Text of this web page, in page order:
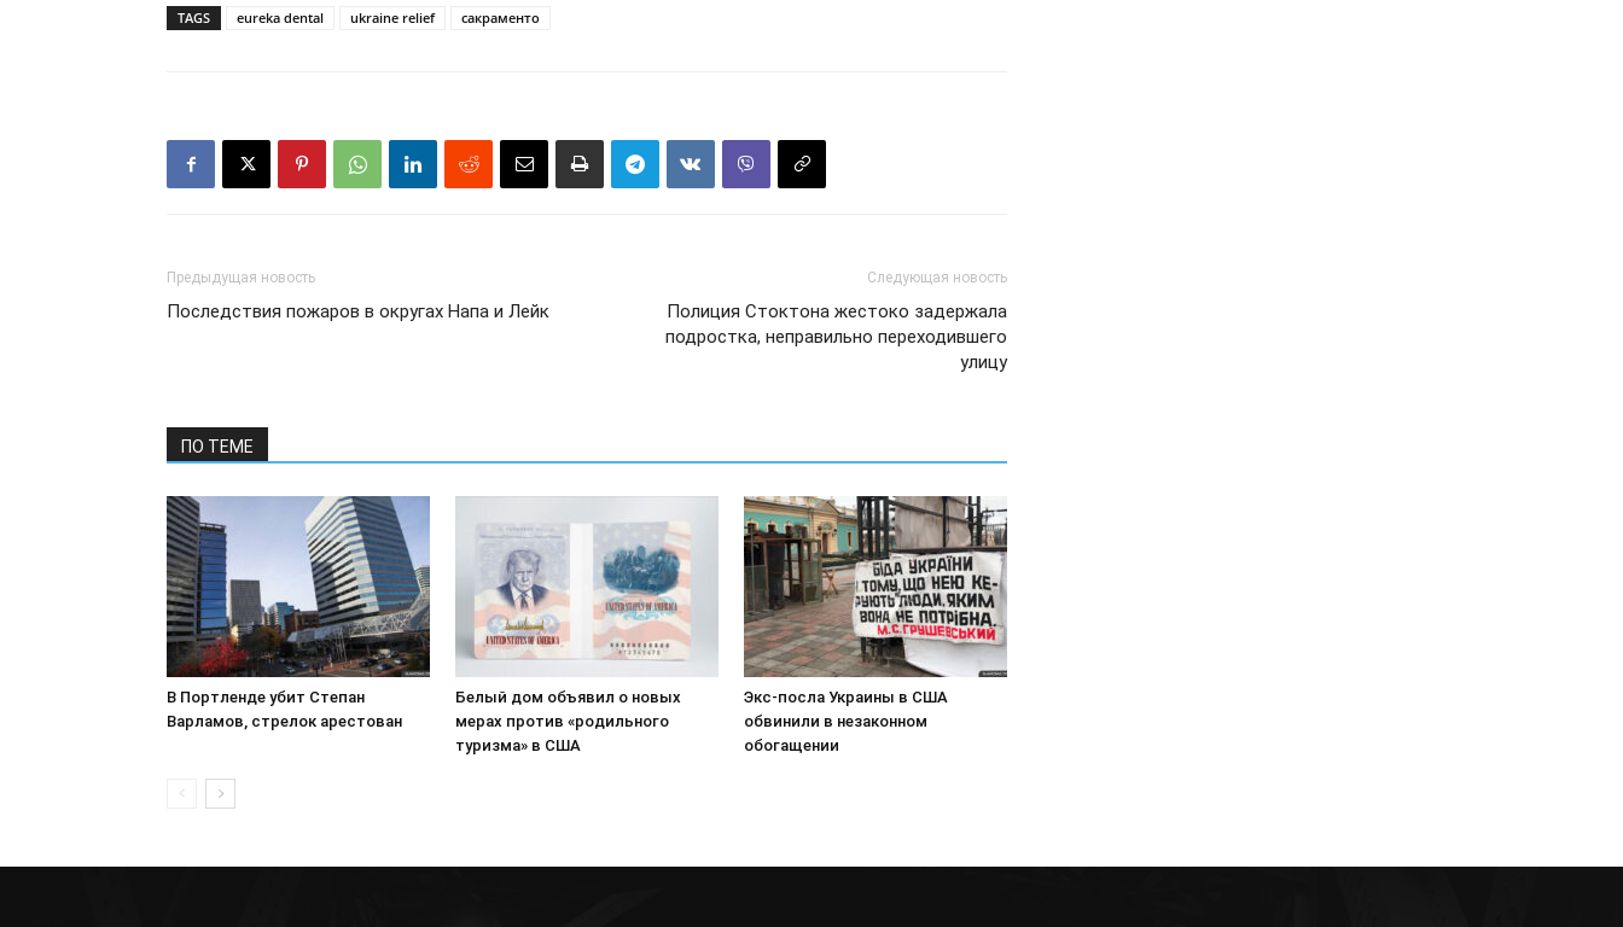
TAGS eureka dental ukraine relief сакраменто
Предыдущая новость
Последствия пожаров в округах Напа и Лейк
Следующая новость
Полиция Стоктона жестоко задержала
подростка, неправильно переходившего
улицу
ПО ТЕМЕ
В Портленде убит Степан
Варламов, стрелок арестован
Белый дом объявил о новых
мерах против «родильного
туризма» в США
Экс-посла Украины в США
обвинили в незаконном
обогащении